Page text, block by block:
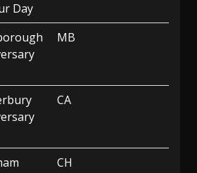
Day
MB
CA
CH